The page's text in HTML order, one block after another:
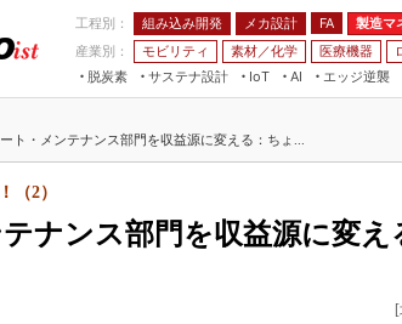
工程別： 組み込み開発 メカ設計 FA 製造マ
産業別：
モビリティ 素材／化学 医療機器
脱炭素
サステナ設計
IoT
つながる工場
AI
AI×設備保全
エッジ逆襲
JIMTOF
IIFES
つながるクルマ
VR／AR
フィールドサービス
FA
モビリティ
ト・メンテナンス部門を収益源に変える：ちょ...
ナンス部門を収益源に変え
（2）